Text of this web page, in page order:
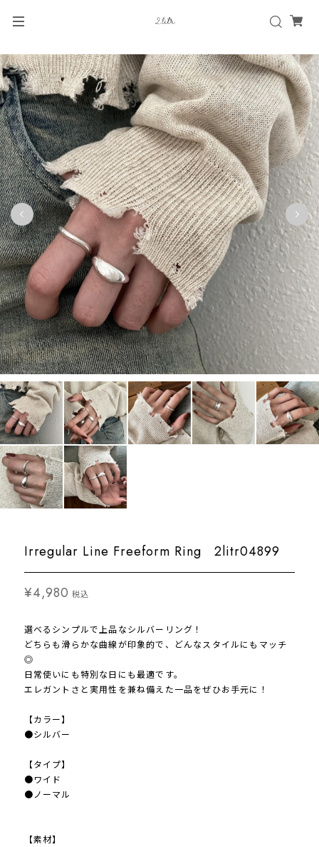
Irregular Line Freeform Ring 2litr04899
¥4,980 税込
選べるシンプルで上品なシルバーリング！
どちらも滑らかな曲線が印象的で、どんなスタイルにもマッチ
◎
日常使いにも特別な日にも最適です。
エレガントさと実用性を兼ね備えた一品をぜひお手元に！
【カラー】
●シルバー
【タイプ】
●ワイド
●ノーマル
【素材】